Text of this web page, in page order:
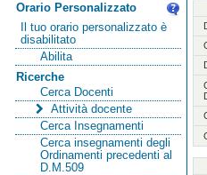
Orario Personalizzato
Il tuo orario personalizzato è
disabilitato
Abilita
Ricerche
Cerca Docenti
Attività docente
Cerca Insegnamenti
Cerca insegnamenti degli
Ordinamenti precedenti al
D.M.509